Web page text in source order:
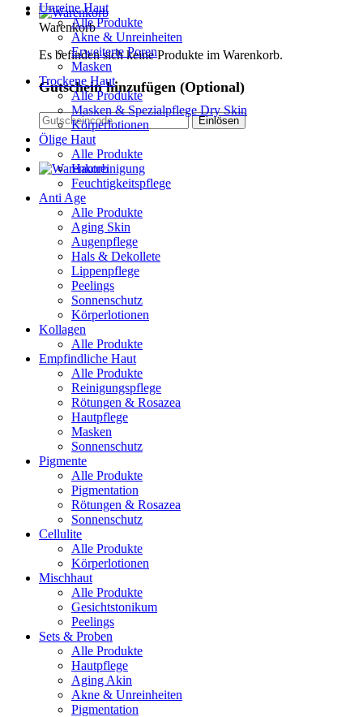
Warenkorb
Es befinden sich keine Produkte im Warenkorb.
Gutschein hinzufügen (Optional)
Unreine Haut
Alle Produkte
Akne & Unreinheiten
Erweiterte Poren
Masken
Trockene Haut
Alle Produkte
Masken & Spezialpflege Dry Skin
Körperlotionen
Ölige Haut
Alle Produkte
Hautreinigung
Feuchtigkeitspflege
Anti Age
Alle Produkte
Aging Skin
Augenpflege
Hals & Dekollete
Lippenpflege
Peelings
Sonnenschutz
Körperlotionen
Kollagen
Alle Produkte
Empfindliche Haut
Alle Produkte
Reinigungspflege
Rötungen & Rosazea
Hautpflege
Masken
Sonnenschutz
Pigmente
Alle Produkte
Pigmentation
Rötungen & Rosazea
Sonnenschutz
Cellulite
Alle Produkte
Körperlotionen
Mischhaut
Alle Produkte
Gesichtstonikum
Peelings
Sets & Proben
Alle Produkte
Hautpflege
Aging Akin
Akne & Unreinheiten
Pigmentation